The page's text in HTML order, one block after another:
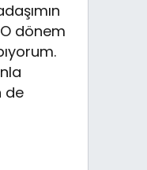
O dönem
de